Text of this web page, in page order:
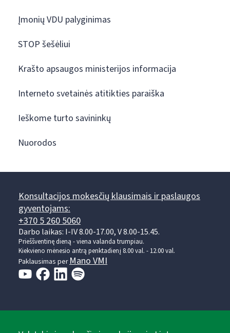
Įmonių VDU palyginimas
STOP šešėliui
Krašto apsaugos ministerijos informacija
Interneto svetainės atitikties paraiška
Ieškome turto savininkų
Nuorodos
Konsultacijos mokesčių klausimais ir paslaugos
gyventojams:
+370 5 260 5060
Darbo laikas: I-IV 8.00-17.00, V 8.00-15.45.
Prieššventinę dieną - viena valanda trumpiau.
Kiekvieno mėnesio antrą penktadienį 8.00 val. - 12.00 val.
Paklausimas perMano VMI